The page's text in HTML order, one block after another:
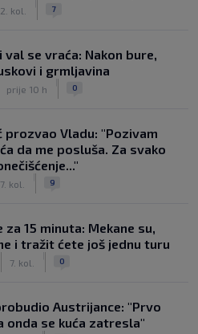
2. kol. 7
val se vraća: Nakon bure,
i grmljavina
prije 10 h 0
prozvao Vladu: "Pozivam
da me posluša. Za svako
7. kol. 9
za 15 minuta: Mekane su,
i tražit ćete još jednu turu
7. kol. 0
Austrijance: "Prvo
onda se kuća zatresla"